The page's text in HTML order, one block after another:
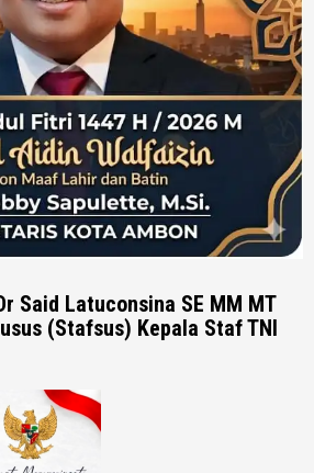
Said Latuconsina SE MM MT
(Stafsus) Kepala Staf TNI